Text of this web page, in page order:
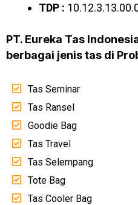
TDP :
PT. Eureka Tas
berbagai jenis tas di
Tas Seminar
Tas Ransel
Goodie Bag
Tas Travel
Tas Selempang
Tote Bag
Tas Cooler Bag